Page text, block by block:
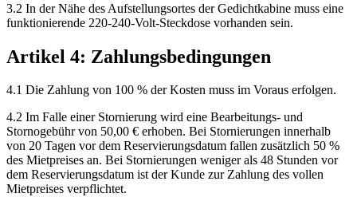
3.2 In der Nähe des Aufstellungsortes der Gedichtkabine muss eine
funktionierende 220-240-Volt-Steckdose vorhanden sein.
Artikel 4: Zahlungsbedingungen
4.1 Die Zahlung von 100 % der Kosten muss im Voraus erfolgen.
4.2 Im Falle einer Stornierung wird eine Bearbeitungs- und
Stornogebühr von 50,00 € erhoben. Bei Stornierungen innerhalb
von 20 Tagen vor dem Reservierungsdatum fallen zusätzlich 50 %
des Mietpreises an. Bei Stornierungen weniger als 48 Stunden vor
dem Reservierungsdatum ist der Kunde zur Zahlung des vollen
Mietpreises verpflichtet.